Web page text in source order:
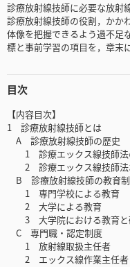
診療放射線技師に必要な放射
診療放射線技師の役割，かか
体像を把握できるよう過不足
標と事前学習の項目を，章末
目次
【内容目次】
1 診療放射線技師とは
A 診療放射線技師の歴史
1 診療エックス線技師法
2 診療エックス線技師法
B 診療放射線技師の教育
1 専門学校による教育
2 大学による教育
3 大学院における教育と
C 専門職・認定制度
1 放射線取扱主任者
2 エックス線作業主任者